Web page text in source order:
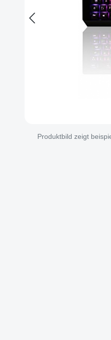
Produktbild zeigt